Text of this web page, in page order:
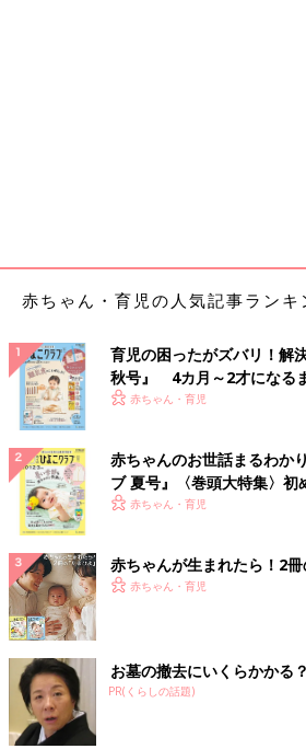
赤ちゃん・育児の人気記事ランキ
育児の困ったがズバリ！解
秋号』 4カ月～2才になる
いっぱい！
赤ちゃん・育児
赤ちゃんのお世話まるわか
ブ 夏号』〈巻頭大特集〉初
く！ おっぱい・ミルクの基
赤ちゃん・育児
赤ちゃんが生まれたら！2冊
赤ちゃん・育児
お墓の撤去にいくらかかる
PR(くらしの話題)